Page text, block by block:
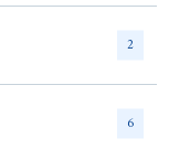
2
6